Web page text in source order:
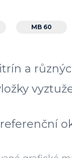
MB 60
a